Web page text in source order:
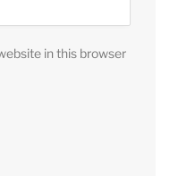
in this browser